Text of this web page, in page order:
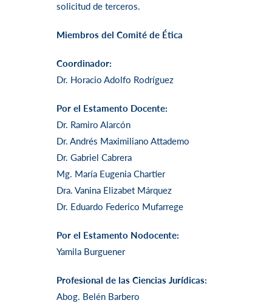
solicitud de terceros.
Miembros del Comité de Ética
Coordinador:
Dr. Horacio Adolfo Rodríguez
Por el Estamento Docente:
Dr. Ramiro Alarcón
Dr. Andrés Maximiliano Attademo
Dr. Gabriel Cabrera
Mg. María Eugenia Chartier
Dra. Vanina Elizabet Márquez
Dr. Eduardo Federico Mufarrege
Por el Estamento Nodocente:
Yamila Burguener
Profesional de las Ciencias Jurídicas:
Abog. Belén Barbero